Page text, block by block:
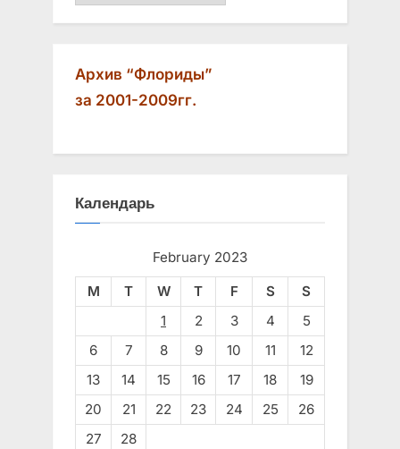
Архив “Флориды”
за 2001-2009гг.
Календарь
February 2023
M
T W T F S
S
1
2 3 4
5
6
7 8 9 10 11
12
13
14 15 16 17 18
19
20
21 22 23 24 25
26
27
28